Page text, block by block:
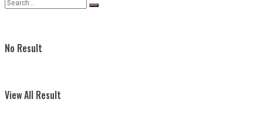
No Result
View All Result